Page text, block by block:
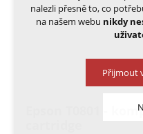
Epson T0801 -
nalezli přesně to, co
na našem webu nikdy
Přijmout